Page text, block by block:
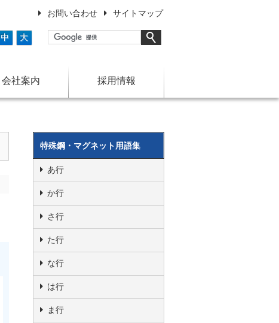
お問い合わせ サイトマップ
中 大
会社案内 採用情報
特殊鋼・マグネット用語集
あ行
か行
さ行
た行
な行
は行
ま行